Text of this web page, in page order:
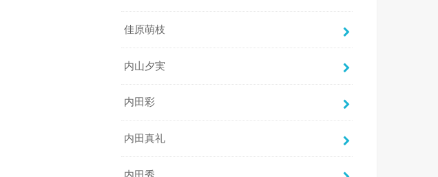
佳原萌枝
内山夕実
内田彩
内田真礼
内田秀